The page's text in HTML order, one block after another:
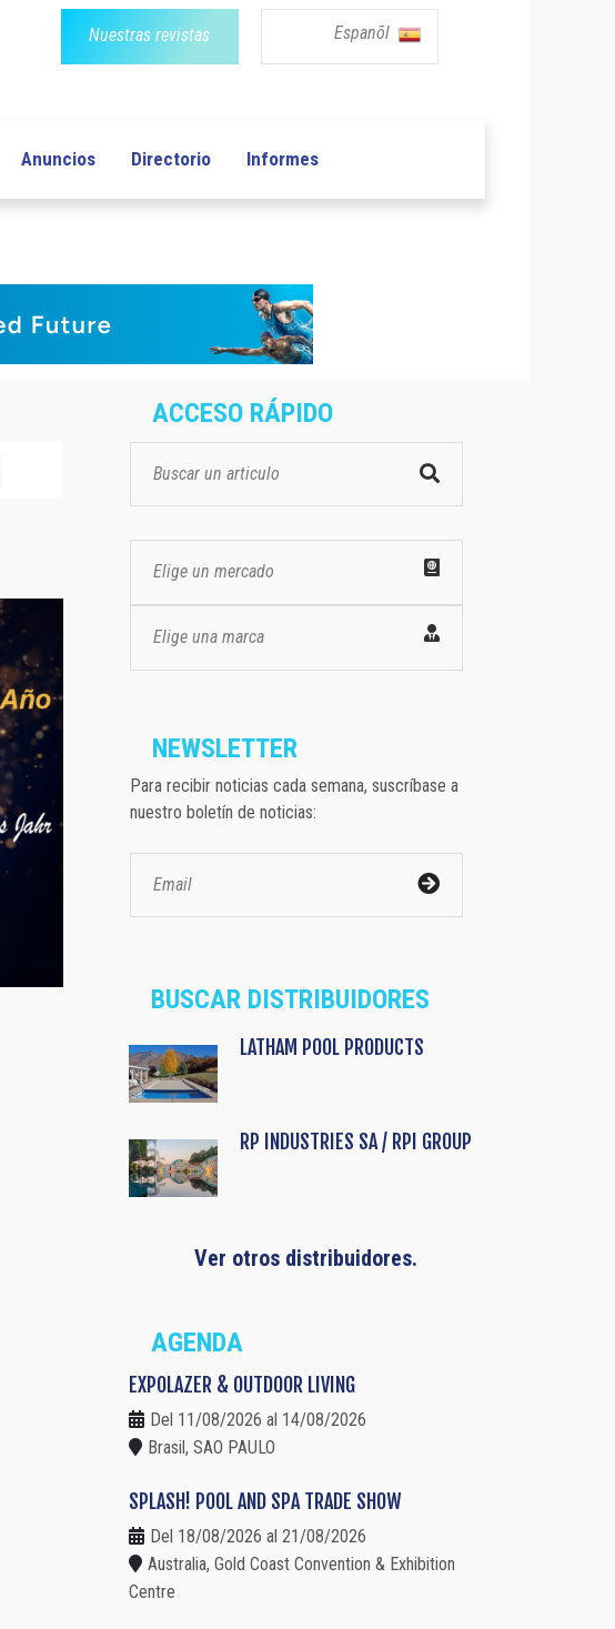
Nuestras revistas Espanõl
Anuncios Directorio Informes
ACCESO RÁPIDO
Elige un mercado
Elige una marca
NEWSLETTER
Para recibir noticias cada semana, suscríbase a
nuestro boletín de noticias:
BUSCAR DISTRIBUIDORES
LATHAM POOL PRODUCTS
RP INDUSTRIES SA / RPI GROUP
Ver otros distribuidores.
AGENDA
EXPOLAZER & OUTDOOR LIVING
Del 11/08/2026 al 14/08/2026
Brasil, SAO PAULO
SPLASH! POOL AND SPA TRADE SHOW
Del 18/08/2026 al 21/08/2026
Australia, Gold Coast Convention & Exhibition
Centre